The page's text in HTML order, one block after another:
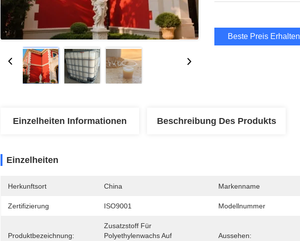
Beste Preis Erhalten
Einzelheiten Informationen Beschreibung Des Produkts
Einzelheiten
Herkunftsort China Markenname
Zertifizierung ISO9001 Modellnummer
Produktbezeichnung:
Zusatzstoff Für
Polyethylenwachs Auf
Aussehen: